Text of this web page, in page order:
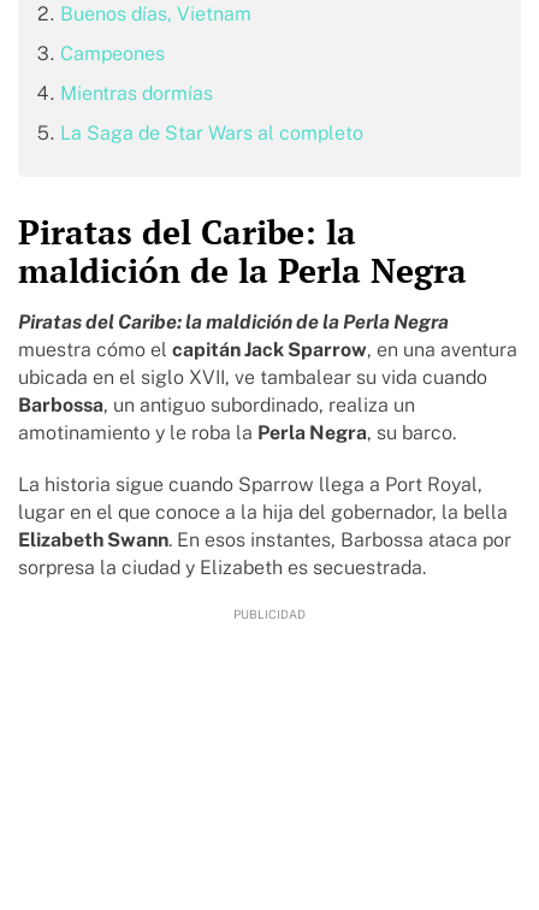
Buenos días, Vietnam
Campeones
Mientras dormías
La Saga de Star Wars al completo
Piratas del Caribe: la
maldición de la Perla Negra
Piratas del Caribe: la maldición de la Perla Negra
muestra cómo el capitánJack Sparrow, en una aventura
ubicada en el siglo XVII, ve tambalear su vida cuando
Barbossa, un antiguo subordinado, realiza un
amotinamiento y le roba la Perla Negra, su barco.
La historia sigue cuando Sparrow llega a Port Royal,
lugar en el que conoce a la hija del gobernador, la bella
Elizabeth Swann. En esos instantes, Barbossa ataca por
sorpresa la ciudad y Elizabeth es secuestrada.